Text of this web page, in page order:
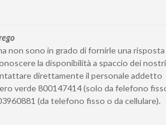
non sono in grado di fornirle una
la disponibilità a spaccio dei nostri
direttamente il personale addetto
verde 800147414 (solo da felefono
(da telefono fisso o da cellulare).